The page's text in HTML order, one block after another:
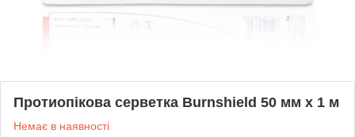
Протиопікова серветка Burnshield 50 мм х 1 м
Немає в наявності